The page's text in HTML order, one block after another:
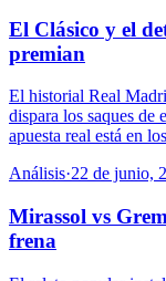
El Clásico y el
premian
El historial Real
dispara los saques de
apuesta real está en
Análisis·22 de junio,
Mirassol vs
frena